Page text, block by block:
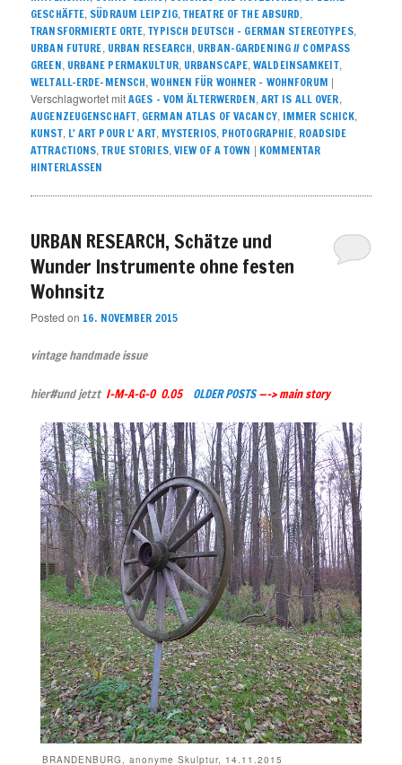
GESCHÄFTE, SÜDRAUM LEIPZIG, THEATRE OF THE ABSURD,
TRANSFORMIERTE ORTE,TYPISCH DEUTSCH – GERMAN STEREOTYPES,
URBAN FUTURE, URBAN RESEARCH, URBAN-GARDENING // COMPASS
GREEN, URBANE PERMAKULTUR, URBANSCAPE,WALDEINSAMKEIT,
WELTALL-ERDE-MENSCH,WOHNEN FÜR WOHNER – WOHNFORUM |
Verschlagwortet mitAGES - VOM ÄLTERWERDEN, ART IS ALL OVER,
AUGENZEUGENSCHAFT, GERMAN ATLAS OF VACANCY, IMMER SCHICK,
KUNST, L' ART POUR L' ART, MYSTERIOS, PHOTOGRAPHIE, ROADSIDE
ATTRACTIONS,TRUE STORIES, VIEW OF A TOWN | KOMMENTAR
HINTERLASSEN
URBAN RESEARCH, Schätze und
Wunder Instrumente ohne festen
Wohnsitz
Posted on 16. NOVEMBER 2015
vintage handmade issue
hier#und jetzt I-M-A-G-O 0.05 OLDER POSTS—–> main story
BRANDENBURG, anonyme Skulptur, 14.11.2015